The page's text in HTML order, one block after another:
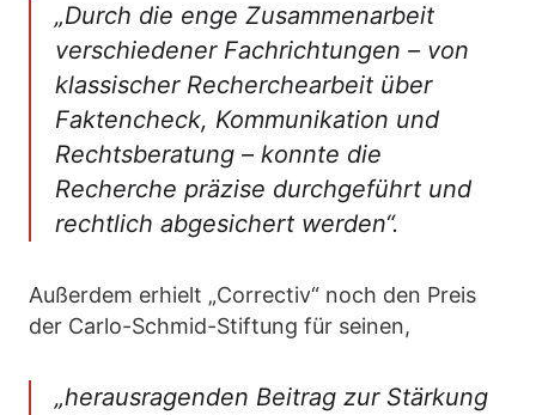
„Durch die enge Zusammenarbeit
verschiedener Fachrichtungen – von
klassischer Recherchearbeit über
Faktencheck, Kommunikation und
Rechtsberatung – konnte die
Recherche präzise durchgeführt und
rechtlich abgesichert werden“.
Außerdem erhielt „Correctiv“ noch den Preis
der Carlo-Schmid-Stiftung für seinen,
„herausragenden Beitrag zur Stärkung